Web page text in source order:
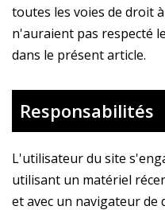
toutes les voies de droit
n'auraient pas respecté
dans le présent article.
Responsabilités
L'utilisateur du site
utilisant un matériel
et avec un navigateur